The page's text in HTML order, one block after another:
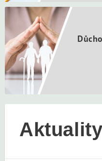
Aktuality